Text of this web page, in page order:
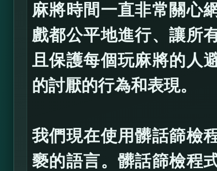
麻將時間一直非常關心
戲都公平地進行、讓所
且保護每個玩麻將的人
的討厭的行為和表現。
我們現在使用髒話篩檢
褻的語言。髒話篩檢程